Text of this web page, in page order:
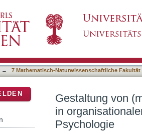
der pädagogischen
→ 7 Mathematisch-Naturwissenschaftliche Fakultät
Gestaltung von
in
Psychologie